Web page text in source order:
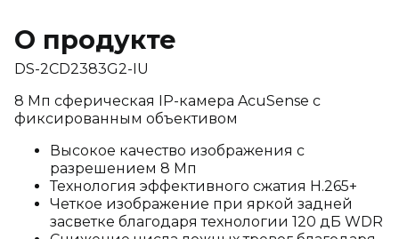
О продукте
DS-2CD2383G2-IU
8 Мп сферическая IP-камера AcuSense с
фиксированным объективом
Высокое качество изображения с
разрешением 8 Мп
Технология эффективного сжатия H.265+
Четкое изображение при яркой задней
засветке благодаря технологии 120 дБ WDR